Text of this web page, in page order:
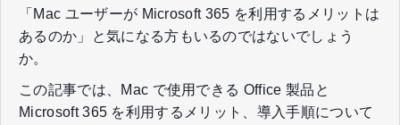
「Mac ユーザーが Microsoft 365 を利用するメリットは
あるのか」と気になる方もいるのではないでしょう
か。
この記事では、Mac で使用できる Office 製品と
Microsoft 365 を利用するメリット、導入手順について